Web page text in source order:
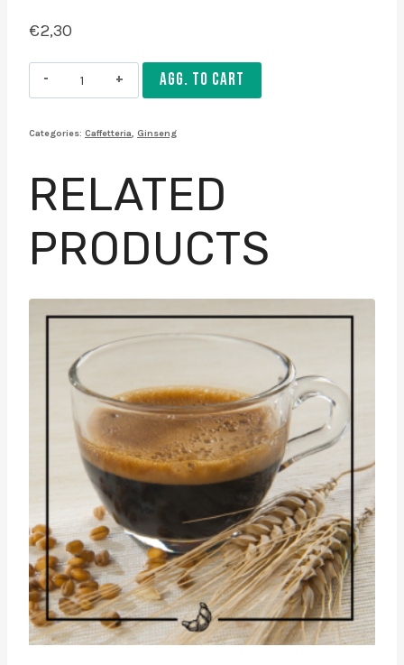
€2,30
Ginseng
piccolo
mandorla
quantity
AGG. TO CART
Categories: Caffetteria Ginseng
RELATED
PRODUCTS